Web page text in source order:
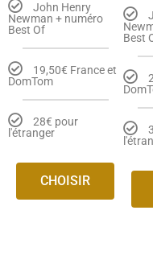
John Henry
Newman + numéro
Best Of
19,50€ France et
DomTom
28€ pour
l'étranger
CHOISIR
Best